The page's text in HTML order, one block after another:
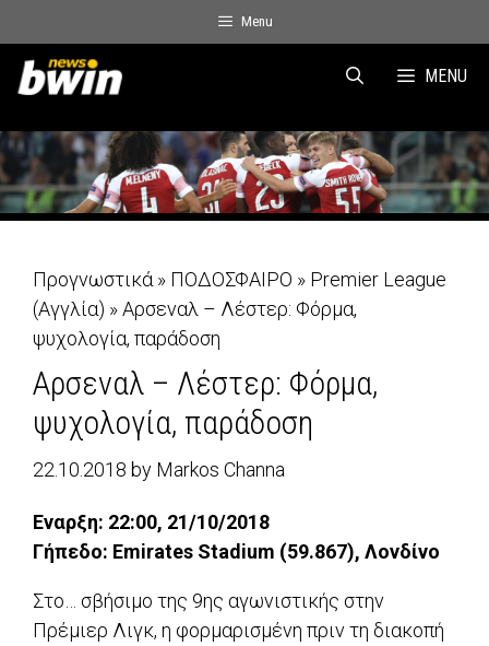
to
content
Menu
MENU
Προγνωστικά » ΠΟΔΟΣΦΑΙΡΟ » Premier League
(Αγγλία) »Αρσεναλ – Λέστερ: Φόρμα,
ψυχολογία, παράδοση
Αρσεναλ – Λέστερ: Φόρμα,
ψυχολογία, παράδοση
22.10.2018 by Markos Channa
Εναρξη: 22:00, 21/10/2018
Γήπεδο: Emirates Stadium (59.867), Λονδίνο
Στο… σβήσιμο της 9ης αγωνιστικής στην
Πρέμιερ Λιγκ, η φορμαρισμένη πριν τη διακοπή